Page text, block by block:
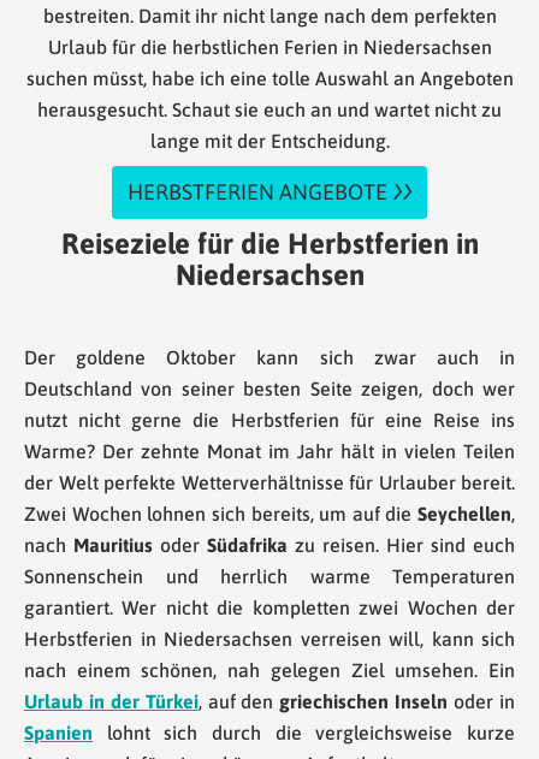
bestreiten. Damit ihr nicht lange nach dem perfekten
Urlaub für die herbstlichen Ferien in Niedersachsen
suchen müsst, habe ich eine tolle Auswahl an Angeboten
herausgesucht. Schaut sie euch an und wartet nicht zu
lange mit der Entscheidung.
HERBSTFERIEN ANGEBOTE
Reiseziele für die Herbstferien in
Niedersachsen
Der goldene Oktober kann sich zwar auch in
Deutschland von seiner besten Seite zeigen, doch wer
nutzt nicht gerne die Herbstferien für eine Reise ins
Warme? Der zehnte Monat im Jahr hält in vielen Teilen
der Welt perfekte Wetterverhältnisse für Urlauber bereit.
Zwei Wochen lohnen sich bereits, um auf die Seychellen,
nach Mauritius oder Südafrika zu reisen. Hier sind euch
Sonnenschein und herrlich warme Temperaturen
garantiert. Wer nicht die kompletten zwei Wochen der
Herbstferien in Niedersachsen verreisen will, kann sich
nach einem schönen, nah gelegen Ziel umsehen. Ein
Urlaub in der Türkei, auf dengriechischen Inseln oder in
Spanien lohnt sich durch die vergleichsweise kurze